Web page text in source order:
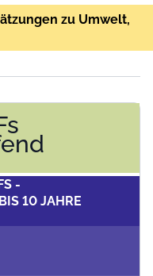
zu Umwelt,
-
10 JAHRE